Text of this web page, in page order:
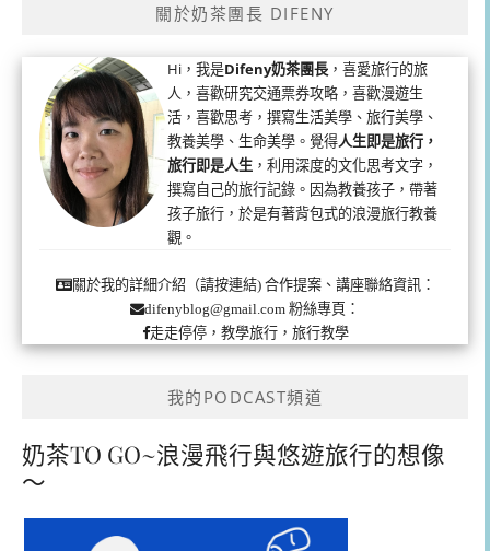
關於奶茶團長 DIFENY
Hi，我是Difeny奶茶團長 ，喜愛旅行的旅
人，喜歡研究交通票券攻略，喜歡漫遊生
活，喜歡思考，撰寫生活美學、旅行美學、
教養美學、生命美學。覺得人生即是旅行，
旅行即是人生 ，利用深度的文化思考文字，
撰寫自己的旅行記錄。因為教養孩子，帶著
孩子旅行，於是有著背包式的浪漫旅行教養
觀。
關於我的詳細介紹（請按連結)合作提案、講座聯絡資訊：
difenyblog@gmail.com 粉絲專頁：
走走停停，教學旅行，旅行教學
我的PODCAST頻道
奶茶TO GO~浪漫飛行與悠遊旅行的想像
～